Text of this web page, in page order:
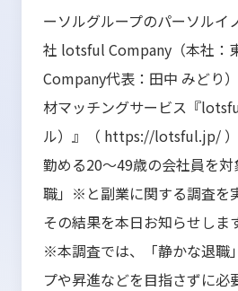
ーソルグループのパーソルイ
社 lotsful Company（本社：
Company代表：田中 みどり
材マッチングサービス『
ル）』（ https://lotsful.jp/
勤める20～49歳の会社員を
職」※と副業に関する調査を
その結果を本日お知らせしま
※本調査では、「静かな退職
プや昇進などを目指さずに必